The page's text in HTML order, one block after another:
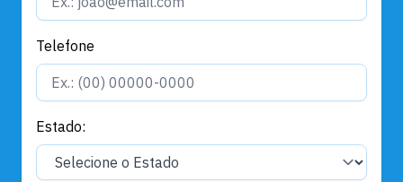
Telefone
Estado: